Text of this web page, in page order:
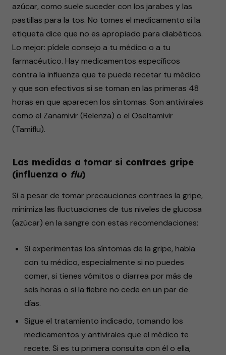
azúcar, como suele suceder con los jarabes y las
pastillas para la tos. No tomes el medicamento si la
etiqueta dice que no es apropiado para diabéticos.
Lo mejor: pídele consejo a tu médico o a tu
farmacéutico. Hay medicamentos específicos
contra la influenza que te puede recetar tu médico
y que son efectivos si se toman en las primeras 48
horas en que aparecen los síntomas. Son antivirales
como el Zanamivir (Relenza) o el Oseltamivir
(Tamiflu).
Las medidas a tomar si contraes gripe
(influenza o flu)
Si a pesar de tomar precauciones contraes la gripe,
minimiza las fluctuaciones de tus niveles de glucosa
(azúcar) en la sangre con estas recomendaciones:
Si experimentas los síntomas de la gripe, habla
con tu médico, especialmente si no puedes
comer, si tienes vómitos o diarrea por más de
seis horas o si la fiebre no cede en un par de
días.
Sigue el tratamiento indicado, tomando los
medicamentos y antivirales que el médico te
recete. Si es tu primera consulta con él o ella,